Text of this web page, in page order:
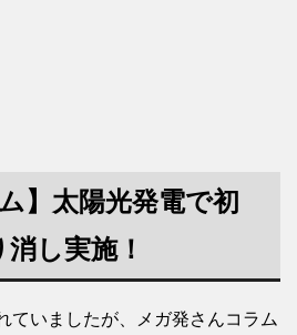
】太陽光発電で初
し実施！
ていましたが、メガ発さんコラム